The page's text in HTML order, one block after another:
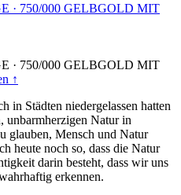
· 750/000 GELBGOLD MIT
· 750/000 GELBGOLD MIT
↑
in Städten niedergelassen hatten
unbarmherzigen Natur in
glauben, Mensch und Natur
heute noch so, dass die Natur
darin besteht, dass wir uns
erkennen.